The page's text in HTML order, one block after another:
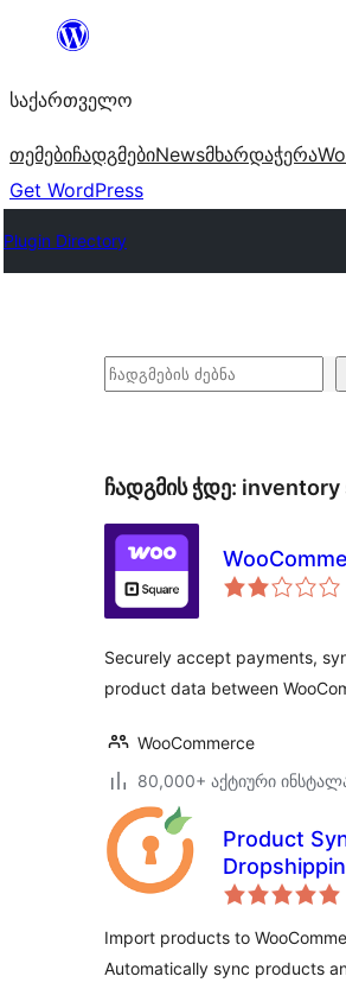
შიგთავსზე
საქართველო
თემებიჩადგმებიNewsმხარდაჭერა
Get WordPress
Plugin Directory
ძებნა
ჩადგმის ჭდე: inventory
Securely accept payments,
product data between
WooCommerce
80,000+ აქტიური
Product
Import products to
Automatically sync products